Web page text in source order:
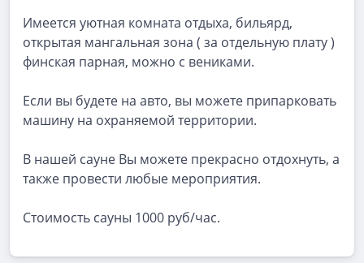
Имеется уютная комната отдыха, бильярд,
открытая мангальная зона ( за отдельную плату )
финская парная, можно с вениками.
Если вы будете на авто, вы можете припарковать
машину на охраняемой территории.
В нашей сауне Вы можете прекрасно отдохнуть, а
также провести любые мероприятия.
Стоимость сауны 1000 руб/час.